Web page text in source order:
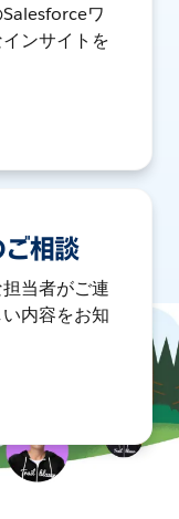
ワ
ンサイトを
相談
当者がご連
内容をお知